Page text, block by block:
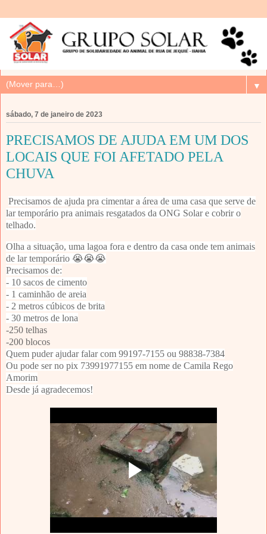
▼
sábado, 7 de janeiro de 2023
PRECISAMOS DE AJUDA EM UM DOS
LOCAIS QUE FOI AFETADO PELA
CHUVA
Precisamos de ajuda pra cimentar a área de uma casa que serve de
lar temporário pra animais resgatados da ONG Solar e cobrir o
telhado.
Olha a situação, uma lagoa fora e dentro da casa onde tem animais
de lar temporário 😭😭😭
Precisamos de:
- 10 sacos de cimento
- 1 caminhão de areia
- 2 metros cúbicos de brita
- 30 metros de lona
-250 telhas
-200 blocos
Quem puder ajudar falar com 99197-7155 ou 98838-7384
Ou pode ser no pix 73991977155 em nome de Camila Rego
Amorim
Desde já agradecemos!